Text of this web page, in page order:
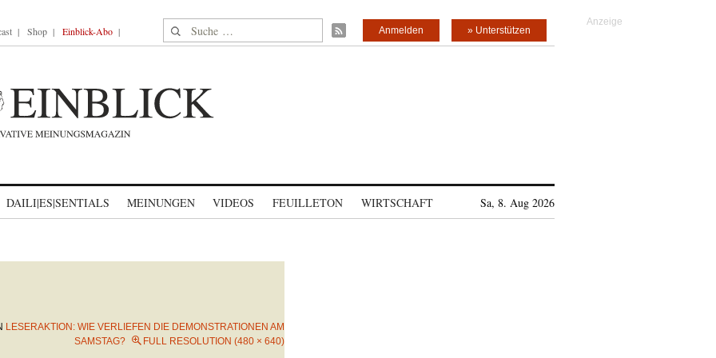
Shop Einblick-Abo Suche nach: » Unterstützen
Anmelden
DAILI|ES|SENTIALS MEINUNGEN VIDEOS FEUILLETON WIRTSCHAFT Sa, 8. Aug 2026
LESERAKTION: WIE VERLIEFEN DIE DEMONSTRATIONEN AM
SAMSTAG?
FULL RESOLUTION (480 × 640)